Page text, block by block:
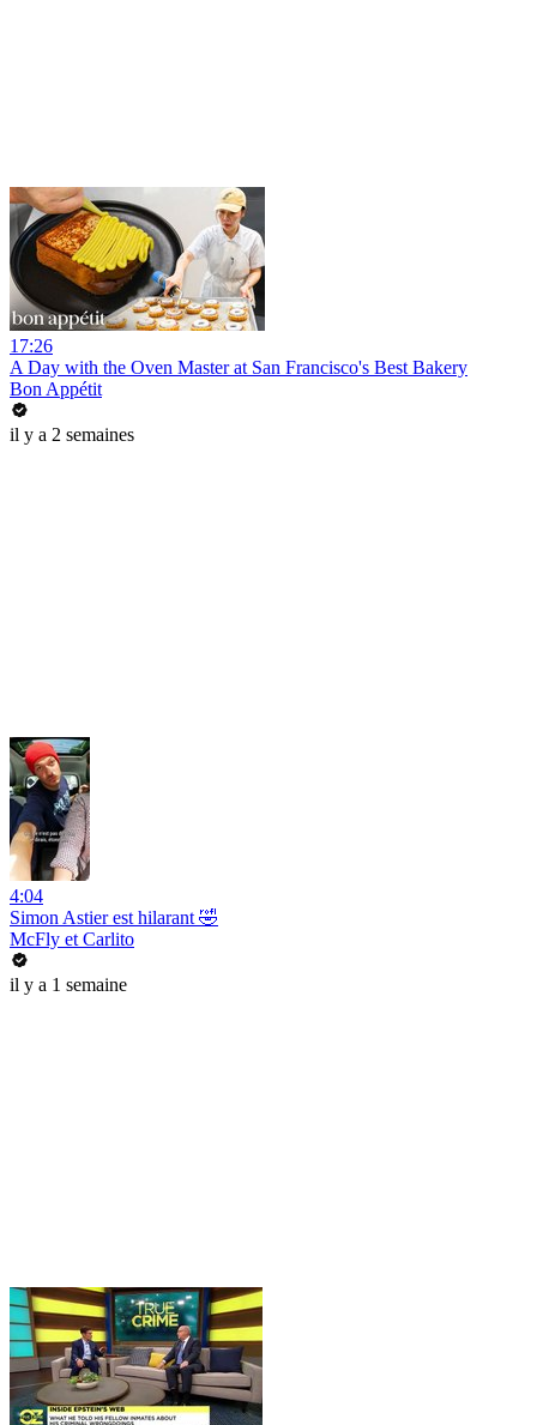
17:26
A Day with the Oven Master at San Francisco's Best Bakery
Bon Appétit
il y a 2 semaines
4:04
Simon Astier est hilarant 🤣
McFly et Carlito
il y a 1 semaine